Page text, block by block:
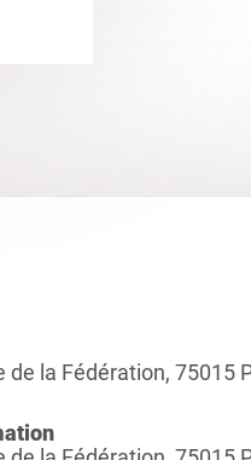
de la Fédération, 75015